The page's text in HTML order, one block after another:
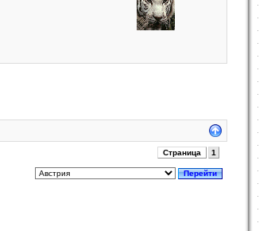
Страница 1